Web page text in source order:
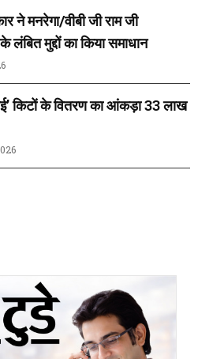
ने मनरेगा/वीबी जी राम जी
के लंबित मुद्दों का किया समाधान
किटों के वितरण का आंकड़ा 33 लाख